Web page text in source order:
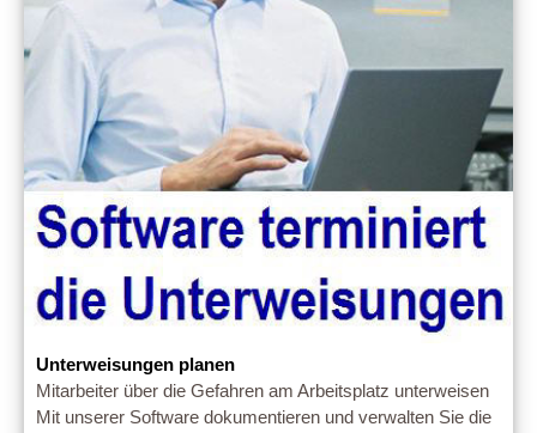
Unterweisungen planen
Mitarbeiter über die Gefahren am Arbeitsplatz unterweisen
Mit unserer Software dokumentieren und verwalten Sie die